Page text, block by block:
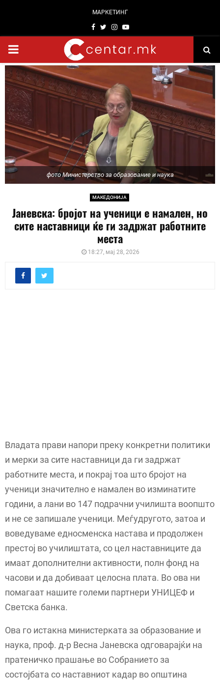
МАРКЕТИНГ
Facebook
TwitterInstagram
Youtube
PRIMARY
MENU
фото Министерство за образование и наука
МАКЕДОНИЈА
Јаневска: бројот на ученици е намален, но
сите наставници ќе ги задржат работните
места
18:27, мај 28, 2026
Владата прави напори преку конкретни политики
и мерки за сите наставници да ги задржат
работните места, и покрај тоа што бројот на
ученици значително е намален во изминатите
години, а лани во 147 подрачни училишта воопшто
и не се запишале ученици. Меѓудругото, затоа и
воведуваме едносменска настава и продолжен
престој во училиштата, со цел наставниците да
имаат дополнителни активности, полн фонд на
часови и да добиваат целосна плата. Во ова ни
помагаат нашите големи партнери УНИЦЕФ и
Светска банка.
Ова го истакна министерката за образование и
наука, проф. д-р Весна Јаневска одговарајќи на
пратеничко прашање во Собранието за
состојбата со наставниот кадар во општина